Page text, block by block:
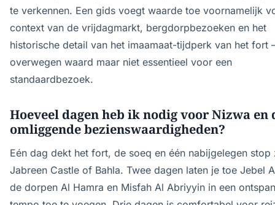
te verkennen. Een gids voegt waarde toe voornamelijk
context van de vrijdagmarkt, bergdorpbezoeken en het
historische detail van het imaamaat-tijdperk van het fort
overwegen waard maar niet essentieel voor een
standaardbezoek.
Hoeveel dagen heb ik nodig voor Nizwa en
omliggende bezienswaardigheden?
Eén dag dekt het fort, de soeq en één nabijgelegen stop
Jabreen Castle of Bahla. Twee dagen laten je toe Jebel
de dorpen Al Hamra en Misfah Al Abriyyin in een